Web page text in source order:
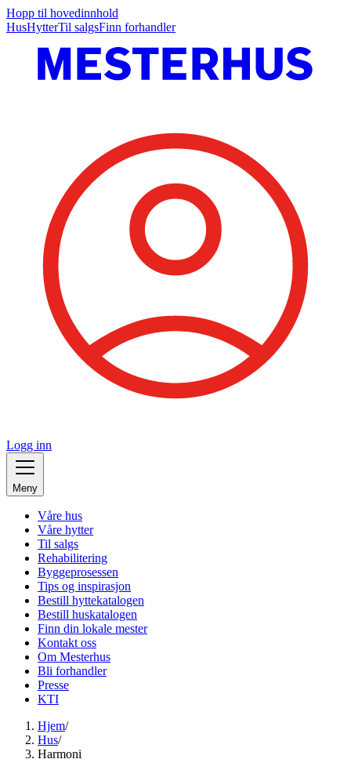
Hopp til hovedinnhold
HusHytterTil salgsFinn forhandler
Logg inn
Meny
Våre hus
Våre hytter
Til salgs
Rehabilitering
Byggeprosessen
Tips og inspirasjon
Bestill hyttekatalogen
Bestill huskatalogen
Finn din lokale mester
Kontakt oss
Om Mesterhus
Bli forhandler
Presse
KTI
Hjem/
Hus/
Harmoni